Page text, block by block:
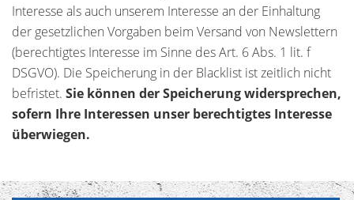
Interesse als auch unserem Interesse an der Einhaltung
der gesetzlichen Vorgaben beim Versand von Newslettern
(berechtigtes Interesse im Sinne des Art. 6 Abs. 1 lit. f
DSGVO). Die Speicherung in der Blacklist ist zeitlich nicht
befristet. Sie können der Speicherung widersprechen,
sofern Ihre Interessen unser berechtigtes Interesse
überwiegen.